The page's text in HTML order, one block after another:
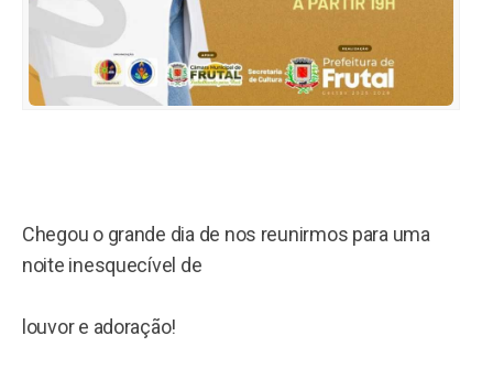
Chegou o grande dia de nos reunirmos para uma
noite inesquecível de
louvor e adoração!